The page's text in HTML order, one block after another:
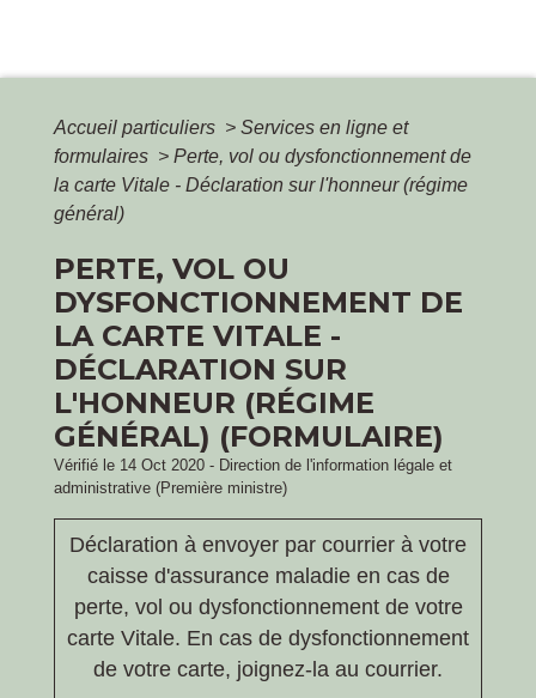
Accueil particuliers > Services en ligne et
formulaires > Perte, vol ou dysfonctionnement de
la carte Vitale - Déclaration sur l'honneur (régime
général)
PERTE, VOL OU
DYSFONCTIONNEMENT DE
LA CARTE VITALE -
DÉCLARATION SUR
L'HONNEUR (RÉGIME
GÉNÉRAL) (FORMULAIRE)
Vérifié le 14 Oct 2020 - Direction de l'information légale et
administrative (Première ministre)
Déclaration à envoyer par courrier à votre
caisse d'assurance maladie en cas de
perte, vol ou dysfonctionnement de votre
carte Vitale. En cas de dysfonctionnement
de votre carte, joignez-la au courrier.